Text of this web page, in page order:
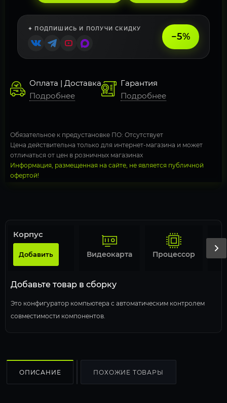
✦ ПОДПИШИСЬ И ПОЛУЧИ СКИДКУ
−5%
Оплата | Доставка
Подробнее
Гарантия
Подробнее
Обязательное к предустановке ПО: Отсутствует
Цена действительна только для интернет-магазина и может
отличаться от цен в розничных магазинах
Информация, размещенная на сайте, не является публичной
офертой!
Добавьте товар в сборку
Это конфигуратор компьютера с автоматическим контролем
совместимости компонентов.
Корпус
Добавить Видеокарта Процессор
ОПИСАНИЕ ПОХОЖИЕ ТОВАРЫ